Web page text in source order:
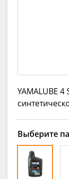
YAMALUBE
Выберите